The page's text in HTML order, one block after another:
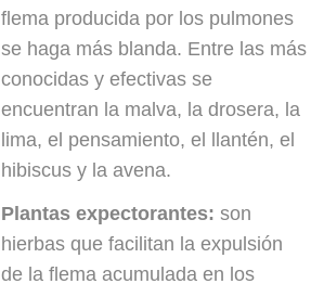
flema producida por los pulmones
se haga más blanda. Entre las más
conocidas y efectivas se
encuentran la malva, la drosera, la
lima, el pensamiento, el llantén, el
hibiscus y la avena.
Plantas expectorantes: son
hierbas que facilitan la expulsión
de la flema acumulada en los